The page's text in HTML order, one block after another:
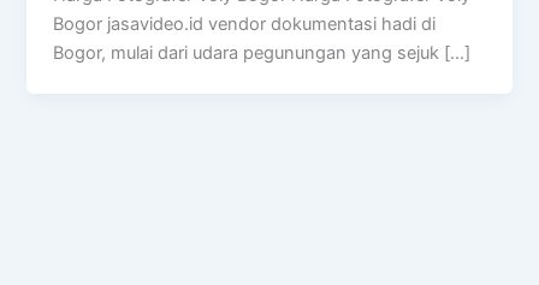
Bogor jasavideo.id vendor dokumentasi hadi di
Bogor, mulai dari udara pegunungan yang sejuk […]